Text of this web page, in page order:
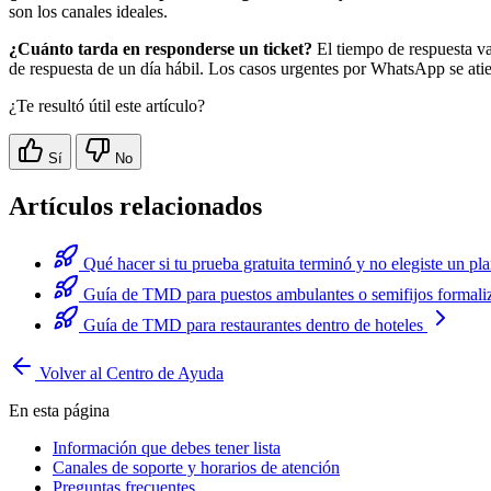
son los canales ideales.
¿Cuánto tarda en responderse un ticket? El tiempo de respuesta
de respuesta de un día hábil. Los casos urgentes por WhatsApp se
¿Te resultó útil este artículo?
Sí No
Artículos relacionados
Qué hacer si tu prueba gratuita terminó y no elegiste un
Guía de TMD para puestos ambulantes o semifijos
Guía de TMD para restaurantes dentro de hoteles
Volver al Centro de Ayuda
En esta página
Información que debes tener lista
Canales de soporte y horarios de atención